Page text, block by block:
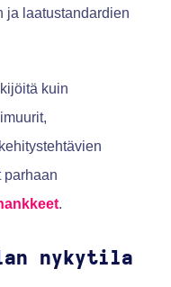
ja laatustandardien
kuin
parhaan
.
nykytila